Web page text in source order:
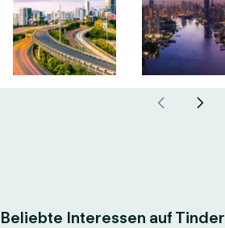
Beliebte Interessen auf Tinder